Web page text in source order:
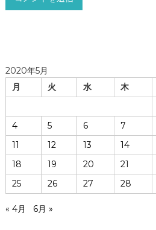
2020年5月
月
火 水 木
4
5 6 7
11
12 13 14
18
19 20 21
25
26 27 28
« 4月 6月 »